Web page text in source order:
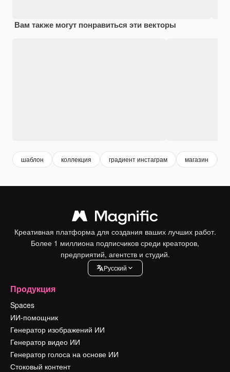
Вам также могут понравиться эти векторы
шаблон коллекция градиент инстаграм магазин
Креативная платформа для создания ваших лучших работ.
Более 1 миллиона подписчиков среди креаторов,
предприятий, агентств и студий.
Pусский
Продукция
Spaces
ИИ-помощник
Генератор изображений ИИ
Генератор видео ИИ
Генератор голоса на основе ИИ
Стоковый контент